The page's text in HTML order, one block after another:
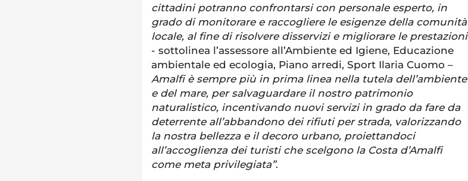
cittadini potranno confrontarsi con personale esperto, in
grado di monitorare e raccogliere le esigenze della comunità
locale, al fine di risolvere disservizi e migliorare le prestazioni
- sottolinea l’assessore all’Ambiente ed Igiene, Educazione
ambientale ed ecologia, Piano arredi, Sport Ilaria Cuomo –
Amalfi è sempre più in prima linea nella tutela dell’ambiente
e del mare, per salvaguardare il nostro patrimonio
naturalistico, incentivando nuovi servizi in grado da fare da
deterrente all’abbandono dei rifiuti per strada, valorizzando
la nostra bellezza e il decoro urbano, proiettandoci
all’accoglienza dei turisti che scelgono la Costa d’Amalfi
come meta privilegiata”.